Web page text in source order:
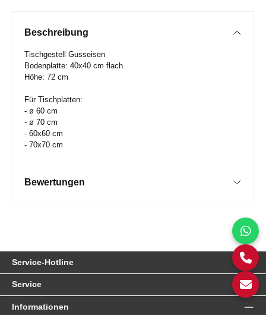
Beschreibung
Tischgestell Gusseisen
Bodenplatte: 40x40 cm flach.
Höhe: 72 cm
Für Tischplatten:
- ø 60 cm
- ø 70 cm
- 60x60 cm
- 70x70 cm
Bewertungen
Service-Hotline
Service
Informationen